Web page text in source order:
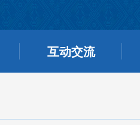
互动交流